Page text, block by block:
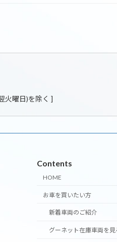
火曜日)を除く ]
Contents
HOME
お車を買いたい方
新着車両のご紹介
グーネット在庫車両を見